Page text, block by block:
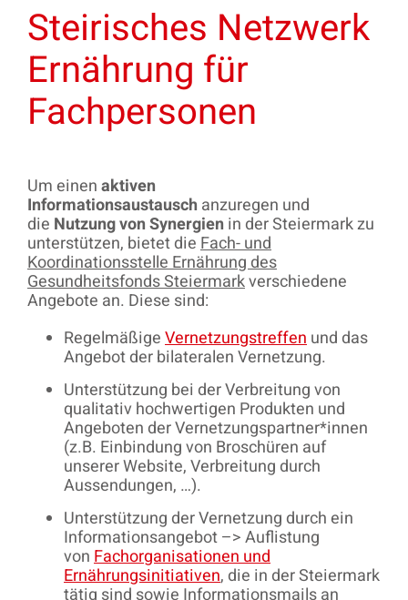
Steirisches Netzwerk
Ernährung für
Fachpersonen
Um einenaktiven
Informationsaustausch anzuregen und
die Nutzung von Synergien in der Steiermark zu
unterstützen, bietet dieFach- und
Koordinationsstelle Ernährung des
Gesundheitsfonds Steiermarkverschiedene
Angebote an. Diese sind:
RegelmäßigeVernetzungstreffenund das
Angebot der bilateralen Vernetzung.
Unterstützung bei der Verbreitung von
qualitativ hochwertigen Produkten und
Angeboten der Vernetzungspartner*innen
(z.B. Einbindung von Broschüren auf
unserer Website, Verbreitung durch
Aussendungen, …).
Unterstützung der Vernetzung durch ein
Informationsangebot –> Auflistung
vonFachorganisationen und
Ernährungsinitiativen, die in der Steiermark
tätig sind sowie Informationsmails an